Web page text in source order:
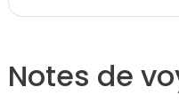
Notes de